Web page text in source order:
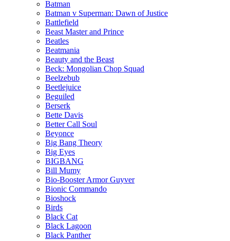
Batman
Batman v Superman: Dawn of Justice
Battlefield
Beast Master and Prince
Beatles
Beatmania
Beauty and the Beast
Beck: Mongolian Chop Squad
Beelzebub
Beetlejuice
Beguiled
Berserk
Bette Davis
Better Call Soul
Beyonce
Big Bang Theory
Big Eyes
BIGBANG
Bill Mumy
Bio-Booster Armor Guyver
Bionic Commando
Bioshock
Birds
Black Cat
Black Lagoon
Black Panther